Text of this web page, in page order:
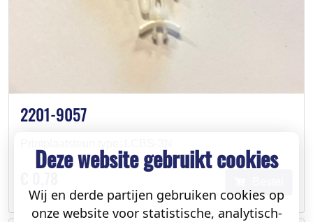
2201-9057
Deze website gebruikt cookies
Wij en derde partijen gebruiken cookies op
onze website voor statistische, analytisch-